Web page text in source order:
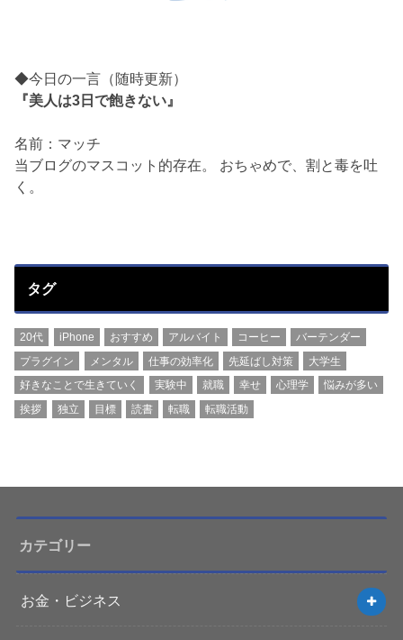
◆今日の一言（随時更新）
『美人は3日で飽きない』
名前：マッチ
当ブログのマスコット的存在。 おちゃめで、割と毒を吐
く。
タグ
20代 iPhone おすすめ アルバイト コーヒー
バーテンダー
プラグイン
メンタル 仕事の効率化 先延ばし対策
大学生
好きなことで生きていく
実験中 就職 幸せ 心理学
悩みが多い
挨拶
独立 目標 読書 転職 転職活動
カテゴリー
お金・ビジネス